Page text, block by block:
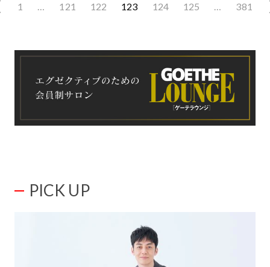
1 … 121 122 123 124 125 … 381
PICK UP